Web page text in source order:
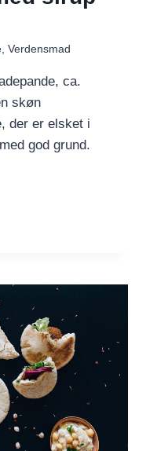
, Verdensmad
ca.
skøn
der er elsket i
god grund.